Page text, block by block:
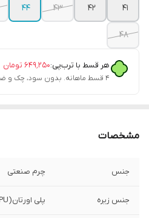
41
42
43
44
48
هر قسط با ترب‌پی:۶۴۹٬۲۵۰ تومان
۴ قسط ماهانه. بدون سود، چک و ضامن.
مشخصات
جنس چرم صنعتی
جنس زیره پلی اورتان(PU)